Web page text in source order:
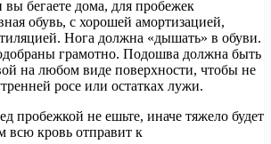
вы бегаете дома, для пробежек
обувь, с хорошей амортизацией,
Нога должна «дышать» в обуви.
грамотно. Подошва должна быть
на любом виде поверхности, чтобы не
росе или остатках лужи.
пробежкой не ешьте, иначе тяжело будет
всю кровь отправит к